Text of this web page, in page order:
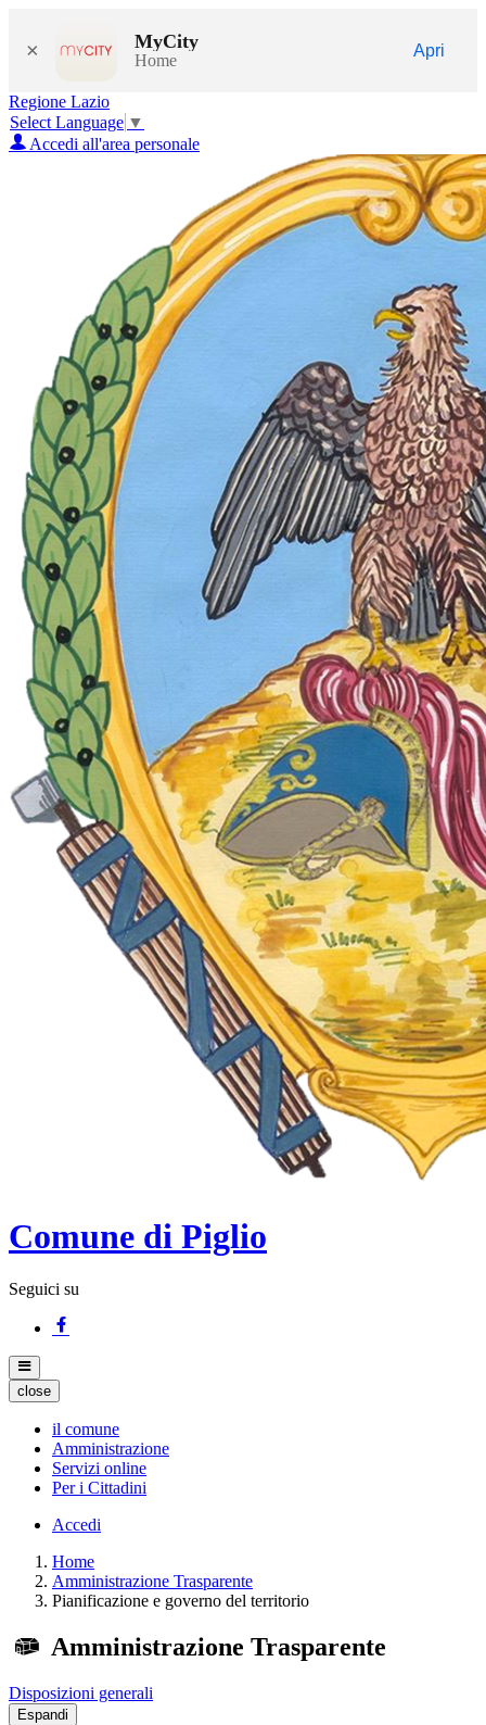
× MyCity
Home
Apri
Regione Lazio
Select Language ▼
Accedi all'area personale
Comune di Piglio
Seguici su
close
il comune
Amministrazione
Servizi online
Per i Cittadini
Accedi
Home
Amministrazione Trasparente
Pianificazione e governo del territorio
Amministrazione Trasparente
Disposizioni generali
Espandi